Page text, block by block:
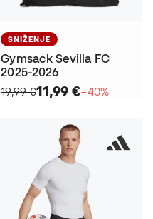
SNIŽENJE
Gymsack Sevilla FC
2025-2026
19,99 €11,99 €−40%